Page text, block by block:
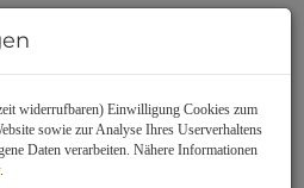
Perg – Ihr neues Zuhause mit
zeitgemäßen Wohnen im Herzen
mit12 exklusiven
widerrufbaren) Einwilligung Cookies zum
sowie zur Analyse Ihres Userverhaltens
Daten verarbeiten. Nähere Informationen
.